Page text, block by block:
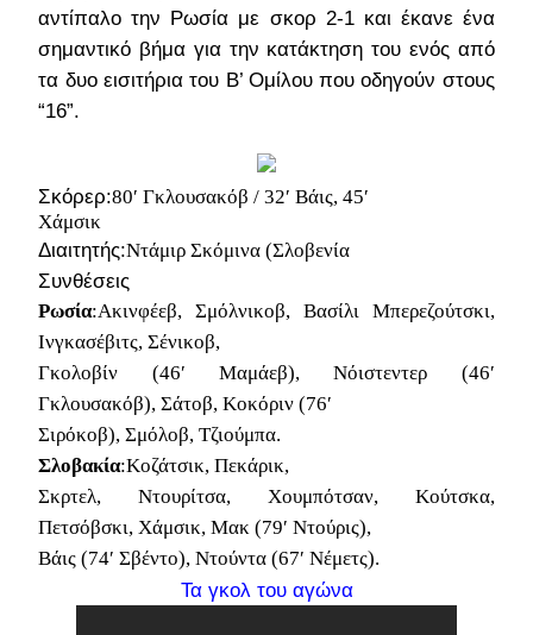
αντίπαλο την Ρωσία με σκορ 2-1 και έκανε ένα
σημαντικό βήμα για την κατάκτηση του ενός από
τα δυο εισιτήρια του Β’ Ομίλου που οδηγούν στους
“16”.
Σκόρερ:80′ Γκλουσακόβ / 32′ Βάις, 45′
Χάμσικ
Διαιτητής:Ντάμιρ Σκόμινα (Σλοβενία
Συνθέσεις
Ρωσία:Ακινφέεβ, Σμόλνικοβ, Βασίλι Μπερεζούτσκι,
Ινγκασέβιτς, Σένικοβ,
Γκολοβίν (46′ Μαμάεβ), Νόιστεντερ (46′
Γκλουσακόβ), Σάτοβ, Κοκόριν (76′
Σιρόκοβ), Σμόλοβ, Τζιούμπα.
Σλοβακία:Κοζάτσικ, Πεκάρικ,
Σκρτελ, Ντουρίτσα, Χουμπότσαν, Κούτσκα,
Πετσόβσκι, Χάμσικ, Μακ (79′ Ντούρις),
Βάις (74′ Σβέντο), Ντούντα (67′ Νέμετς).
Τα γκολ του αγώνα